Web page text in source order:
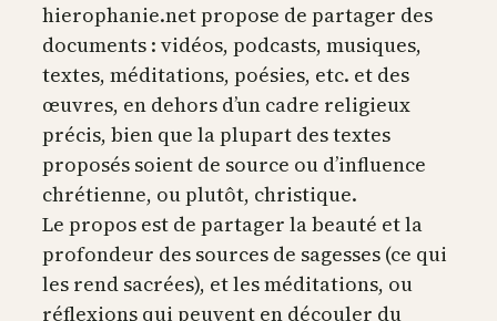
hierophanie.net propose de partager des
documents : vidéos, podcasts, musiques,
textes, méditations, poésies, etc. et des
œuvres, en dehors d’un cadre religieux
précis, bien que la plupart des textes
proposés soient de source ou d’influence
chrétienne, ou plutôt, christique.
Le propos est de partager la beauté et la
profondeur des sources de sagesses (ce qui
les rend sacrées), et les méditations, ou
réflexions qui peuvent en découler du